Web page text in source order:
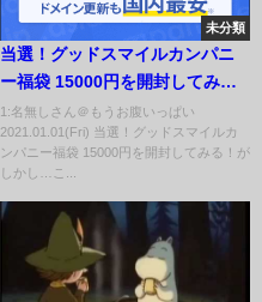
未分類
当選！グッドスマイルカンパニ
ー福袋 15000円を開封してみ
る！がしかし…これは…
1:名無しさん＠もうお腹いっぱい
2021.01.01(Fri) 当選！グッドスマイルカ
ンパニー福袋 15000円を開封してみる！が
しかし…こ...